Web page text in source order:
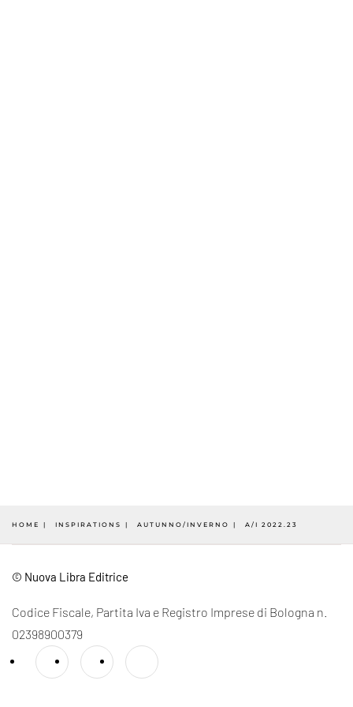
HOME INSPIRATIONS AUTUNNO/INVERNO A/I 2022.23
© Nuova Libra Editrice
Codice Fiscale, Partita Iva e Registro Imprese di Bologna n.
02398900379